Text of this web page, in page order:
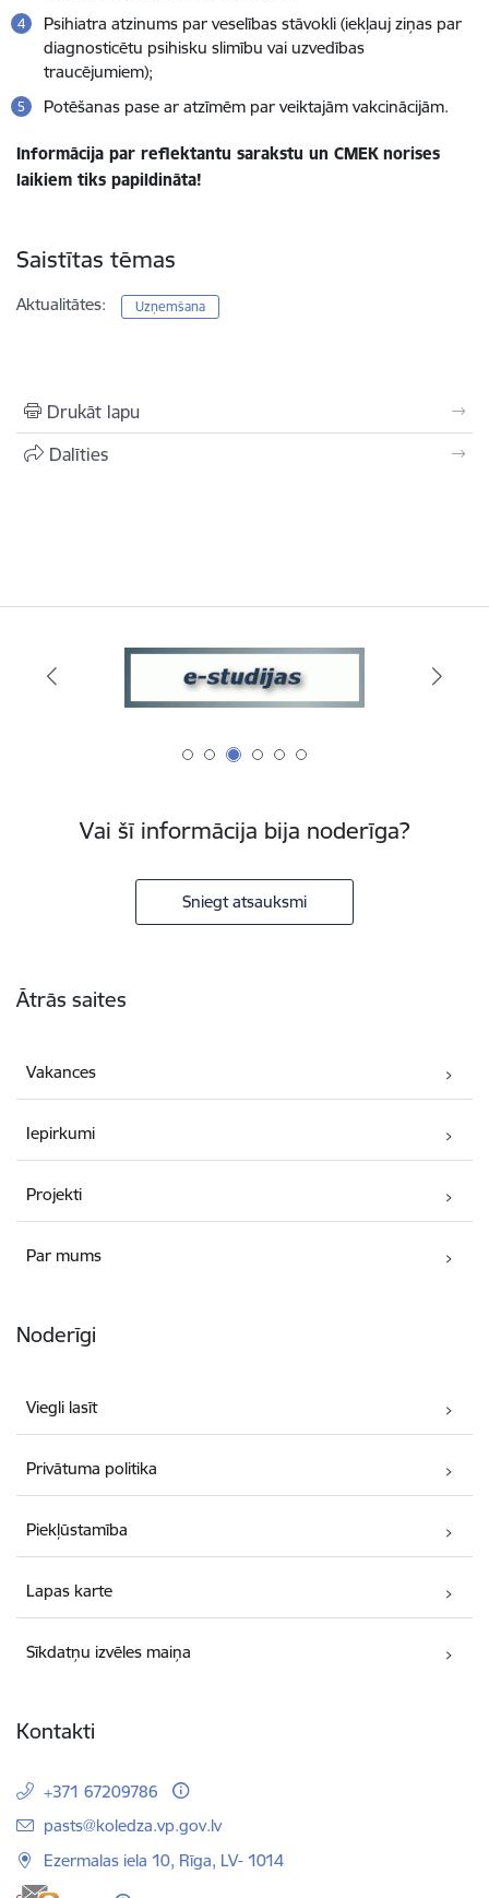
Psihiatra atzinums par veselības stāvokli (iekļauj ziņas par
diagnosticētu psihisku slimību vai uzvedības
traucējumiem);
Potēšanas pase ar atzīmēm par veiktajām vakcinācijām.
Informācija par reflektantu sarakstu un CMEK norises
laikiem tiks papildināta!
Saistītas tēmas
Aktualitātes: Uzņemšana
Drukāt lapu
Dalīties
Vai šī informācija bija noderīga?
Sniegt atsauksmi
Ātrās saites
Vakances
Iepirkumi
Projekti
Par mums
Noderīgi
Viegli lasīt
Privātuma politika
Piekļūstamība
Lapas karte
Sīkdatņu izvēles maiņa
Kontakti
+371 67209786
E-pasts:
pasts@koledza.vp.gov.lv
Ezermalas iela 10, Rīga, LV- 1014